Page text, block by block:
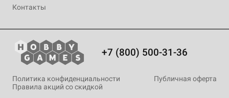
Контакты
+7 (800) 500-31-36
Политика конфиденциальности
Публичная оферта
Правила акций со скидкой